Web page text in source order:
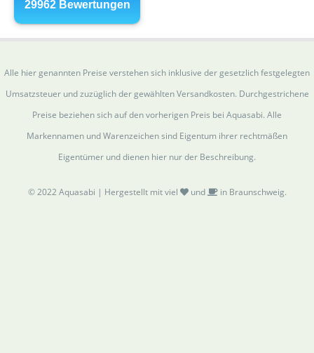
Alle hier genannten Preise verstehen sich inklusive der gesetzlich festgelegten
Umsatzsteuer und zuzüglich der gewählten Versandkosten. Durchgestrichene
Preise beziehen sich auf den vorherigen Preis bei Aquasabi. Alle
Markennamen und Warenzeichen sind Eigentum ihrer rechtmäßen
Eigentümer und dienen hier nur der Beschreibung.
© 2022 Aquasabi | Hergestellt mit viel und in Braunschweig.